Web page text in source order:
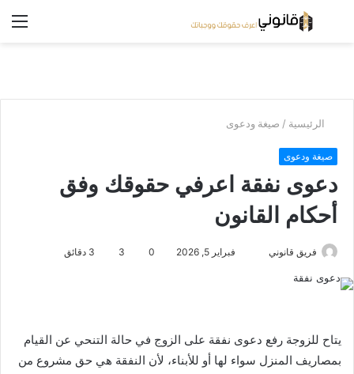
بحث
الرئيسية / صيغة ودعوى
صيغة ودعوى
دعوى نفقة اعرفي حقوقك وفق
أحكام القانون
فريق قانوني
ر
ي
فبراير 5, 2026 0
3
يتاح للزوجة رفع دعوى نفقة على الزوج في حالة التنحي عن القيام
بمصاريف المنزل سواء لها أو للأبناء، لأن النفقة هي حق مشروع من